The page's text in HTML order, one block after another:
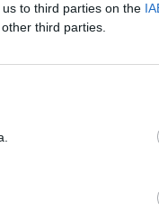
to third parties on the
third parties.
γιορτή
βιβλίων
Εκπαιδευτηρίων